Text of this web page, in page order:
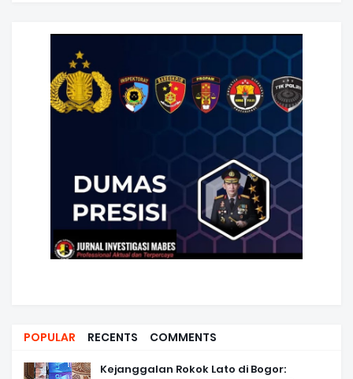
POPULAR RECENTS COMMENTS
Kejanggalan Rokok Lato di Bogor: